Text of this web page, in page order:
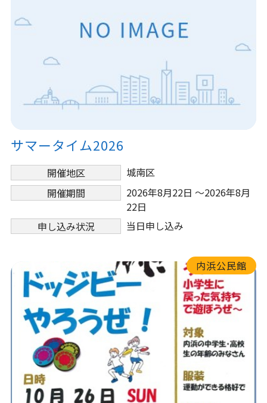
サマータイム2026
開催地区
城南区
開催期間
2026年8月22日 ～2026年8月
22日
申し込み状況
当日申し込み
内浜公民館